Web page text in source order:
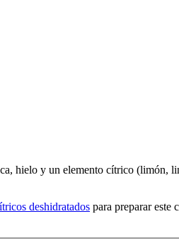
hielo y un elemento cítrico (limón,
deshidratados para preparar este